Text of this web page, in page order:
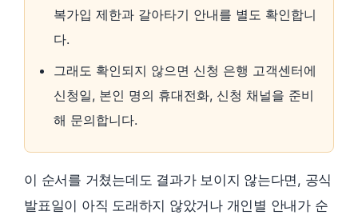
복가입 제한과 갈아타기 안내를 별도 확인합니
다.
그래도 확인되지 않으면 신청 은행 고객센터에
신청일, 본인 명의 휴대전화, 신청 채널을 준비
해 문의합니다.
이 순서를 거쳤는데도 결과가 보이지 않는다면, 공식
발표일이 아직 도래하지 않았거나 개인별 안내가 순